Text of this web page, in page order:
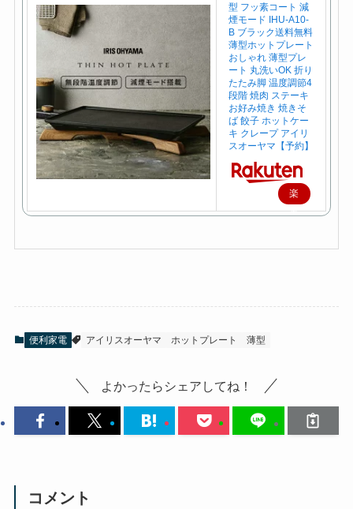
型 フッ素コート 減
煙モード IHU-A10-
B ブラック送料無料
薄型ホットプレート
おしゃれ 薄型プレ
ート 丸洗いOK 折り
たたみ脚 温度調節4
段階 焼肉 ステーキ
お好み焼き 焼きそ
ば 餃子 ホットケー
キ クレープ アイリ
スオーヤマ【予約】
楽
天
便利家電 アイリスオーヤマ ホットプレート 薄型
よかったらシェアしてね！
コメント